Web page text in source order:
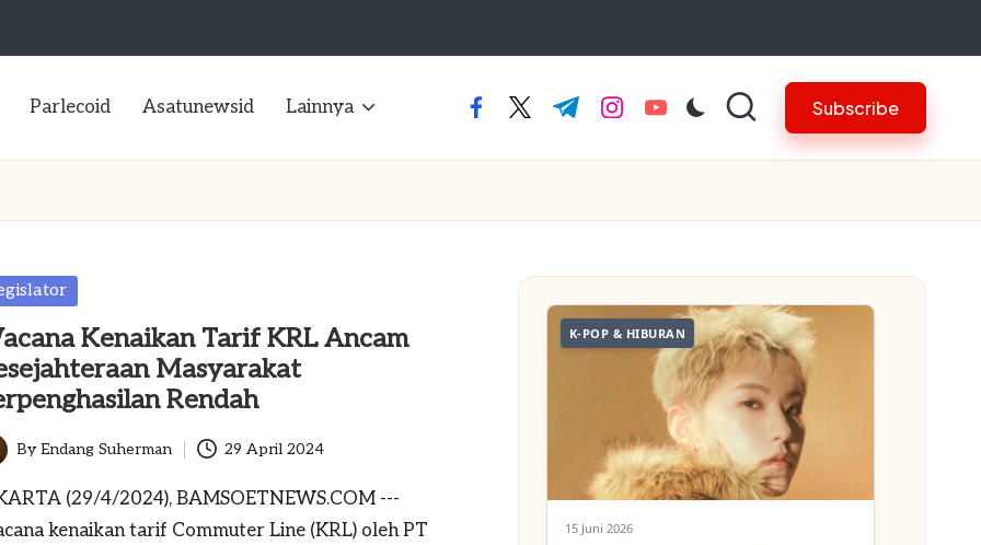
Parlecoid Asatunewsid Lainnya facebook.com
twitter.com
t.me instagram.com
youtube.com Subscribe
Kenaikan Tarif KRL Ancam
Masyarakat
Rendah
ByEndang Suherman 29 April 2024
(29/4/2024), BAMSOETNEWS.COM ---
kenaikan tarif Commuter Line (KRL) oleh PT
K-POP & HIBURAN
15 Juni 2026